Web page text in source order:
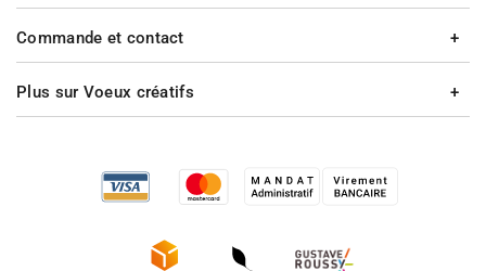
Commande et contact
Plus sur Voeux créatifs